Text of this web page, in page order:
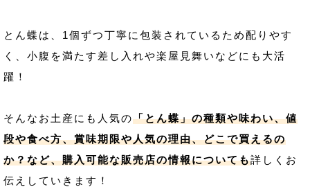
とん蝶は、1個ずつ丁寧に包装されているため配りやす
く、小腹を満たす差し入れや楽屋見舞いなどにも大活
躍！
そんなお土産にも人気の「とん蝶」の種類や味わい、値
段や食べ方、賞味期限や人気の理由、どこで買えるの
か？など、購入可能な販売店の情報についても詳しくお
伝えしていきます！